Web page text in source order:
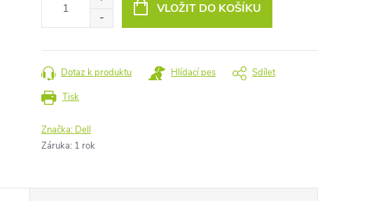
VLOŽIT DO KOŠÍKU
Tisk
Dotaz k produktu Hlídací pes Sdílet
Značka: Dell
Záruka: 1 rok